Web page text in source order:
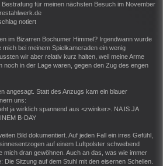
für meinen nächsten Besuch im November
notiert
im Bizarren Bochumer Himmel? Irgendwann wurde
bei meinem Spielkameraden ein wenig
wir aber relativ kurz halten, weil meine Arme
noch in der Lage waren, gegen den Zug des engen
angesagt. Statt des Anzugs kam ein blauer
uns:
ja wirklich spannend aus <zwinker>. NA IS JA
B-DAY
Bild dokumentiert. Auf jeden Fall ein irres Gefühl,
auf einem Luftpolster schwebend
mich dran gewöhnen. Auch an das, was wie immer
Die Sitzung auf dem Stuhl mit den eisernen Schellen.